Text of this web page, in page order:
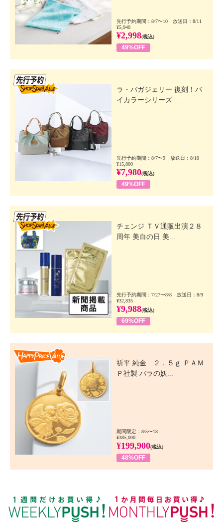
先行予約期間：8/7〜10 放送日：8/11
¥5,940
¥2,998(税込)
49%OFF
ラ・バガジェリー 復刻！バ
イカラーシリーズ ...
先行予約期間：8/7〜9 放送日：8/10
¥15,800
¥7,980(税込)
49%OFF
チェンジ ＴＶ通販出演２８
周年 美白の日 美...
先行予約期間：7/27〜8/8 放送日：8/9
¥32,835
¥9,988(税込)
69%OFF
祈平 純金 ２．５ｇ ＰＡＭ
Ｐ社製 バラの妖...
期間限定：8/5〜18
¥385,000
¥199,900(税込)
48%OFF